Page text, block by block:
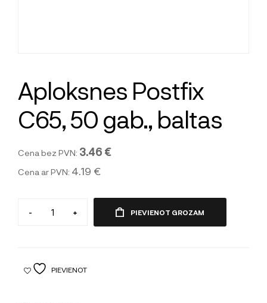
Aploksnes Postfix
C65, 50 gab., baltas
Cena bez PVN: 3.46 €
Cena ar PVN: 4.19 €
- + PIEVIENOT GROZAM
PIEVIENOT